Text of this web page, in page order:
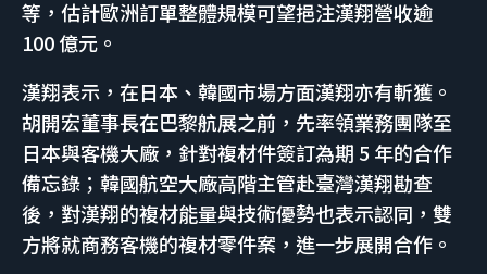
等，估計歐洲訂單整體規模可望挹注漢翔營收逾
100 億元。
漢翔表示，在日本、韓國市場方面漢翔亦有斬獲。
胡開宏董事長在巴黎航展之前，先率領業務團隊至
日本與客機大廠，針對複材件簽訂為期 5 年的合作
備忘錄；韓國航空大廠高階主管赴臺灣漢翔勘查
後，對漢翔的複材能量與技術優勢也表示認同，雙
方將就商務客機的複材零件案，進一步展開合作。